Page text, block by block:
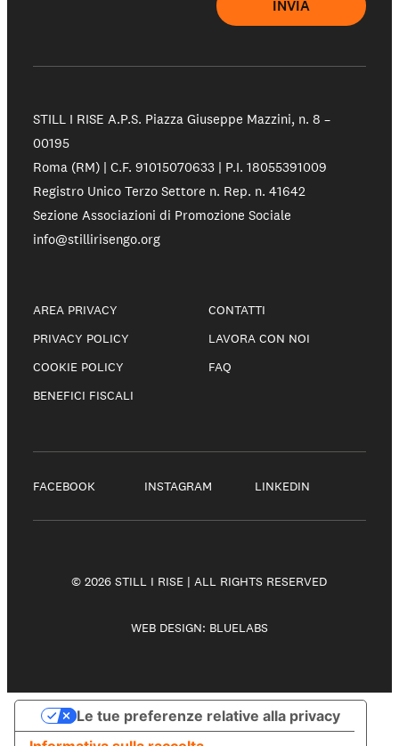
INVIA
STILL I RISE A.P.S. Piazza Giuseppe Mazzini, n. 8 –
00195
Roma (RM) | C.F. 91015070633 | P.I. 18055391009
Registro Unico Terzo Settore n. Rep. n. 41642
Sezione Associazioni di Promozione Sociale
info@stillirisengo.org
AREA PRIVACY
PRIVACY POLICY
COOKIE POLICY
BENEFICI FISCALI
CONTATTI
LAVORA CON NOI
FAQ
FACEBOOK INSTAGRAM LINKEDIN
© 2026 STILL I RISE | ALL RIGHTS RESERVED
WEB DESIGN: BLUELABS
Le tue preferenze relative alla privacy